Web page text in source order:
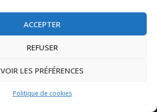
ACCEPTER
REFUSER
VOIR LES PRÉFÉRENCES
Politique de cookies